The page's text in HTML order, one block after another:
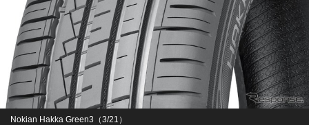
Nokian Hakka Green3（3/21）